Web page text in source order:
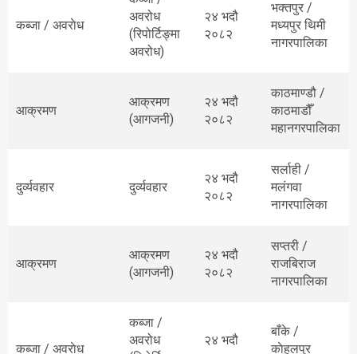
कब्जा / अवराेध
अवरोध
(रिपोर्टिङ्मा
अवरोध)
२४ भदौ
२०८२
भक्तपुर /
मध्यपुर थिमी
नागरपालिका
आक्रमण
आक्रमण
(आगजनी)
२४ भदौ
२०८२
काठमाण्डौ /
काठमाडौँ
महानगरपालिका
दुर्व्यवहार दुर्व्यवहार
२४ भदौ
२०८२
सर्लाही /
मलंगवा
नागरपालिका
आक्रमण
आक्रमण
(आगजनी)
२४ भदौ
२०८२
सप्तरी /
राजबिराज
नागरपालिका
कब्जा / अवराेध
कब्जा /
अवरोध
२४ भदौ
बाँके /
काेहलपुर